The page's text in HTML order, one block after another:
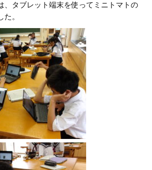
タブレット端末を使ってミニトマトの
。